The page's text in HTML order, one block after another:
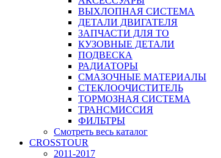
ВЫХЛОПНАЯ СИСТЕМА
ДЕТАЛИ ДВИГАТЕЛЯ
ЗАПЧАСТИ ДЛЯ ТО
КУЗОВНЫЕ ДЕТАЛИ
ПОДВЕСКА
РАДИАТОРЫ
СМАЗОЧНЫЕ МАТЕРИАЛЫ
СТЕКЛООЧИСТИТЕЛЬ
ТОРМОЗНАЯ СИСТЕМА
ТРАНСМИССИЯ
ФИЛЬТРЫ
Смотреть весь каталог
CROSSTOUR
2011-2017